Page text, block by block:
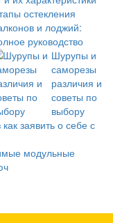
остекления
и лоджий:
руководство
Шурупы и
саморезы
различия и
советы по
выбору
заявить о себе с
модульные